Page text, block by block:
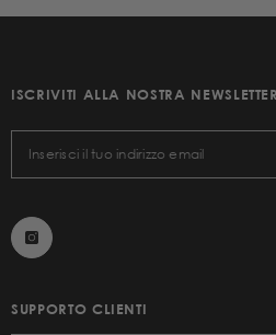
ISCRIVITI ALLA NOSTRA NEWSLETTER
SUPPORTO CLIENTI